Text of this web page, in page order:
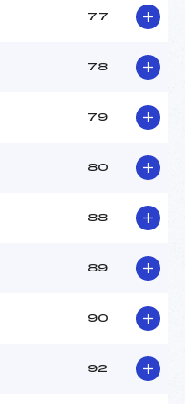
77
78
79
80
88
89
90
92